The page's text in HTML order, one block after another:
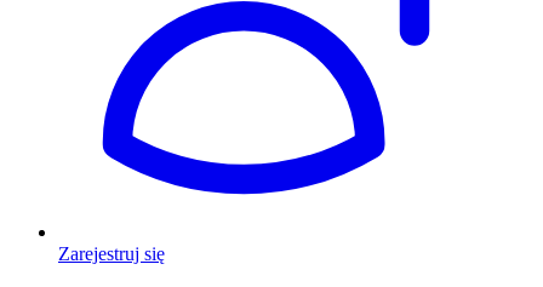
Zarejestruj się